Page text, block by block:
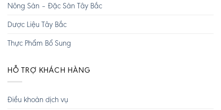
Nông Sản – Đặc Sản Tây Bắc
Dược Liệu Tây Bắc
Thực Phẩm Bổ Sung
HỖ TRỢ KHÁCH HÀNG
Điều khoản dịch vụ